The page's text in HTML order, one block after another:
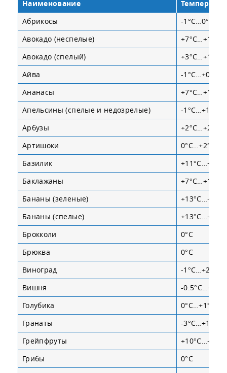
Наименование
Абрикосы
-1°С…0°С
Авокадо (неспелые)
+7°С…+10°С
Авокадо (спелый)
+3°С…+13°С
Айва
-1°С…+0.5°С
Ананасы
+7°С…+13°С
Апельсины (спелые и недозрелые)
-1°С…+10°С
Арбузы
+2°С…+21°С
Артишоки
0°С…+2°С
Базилик
Баклажаны
+7°С…+12°С
Бананы (зеленые)
Бананы (спелые)
Брокколи
0°С
Брюква
0°С
Виноград
-1°С…+2°С
Вишня
-0.5°С…+2°С
Голубика
0°С…+1°С
Гранаты
-3°С…+10°С
Грейпфруты
Грибы
0°С